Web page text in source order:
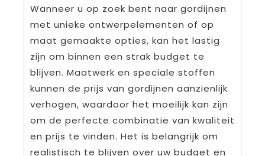
Wanneer u op zoek bent naar gordijnen
met unieke ontwerpelementen of op
maat gemaakte opties, kan het lastig
zijn om binnen een strak budget te
blijven. Maatwerk en speciale stoffen
kunnen de prijs van gordijnen aanzienlijk
verhogen, waardoor het moeilijk kan zijn
om de perfecte combinatie van kwaliteit
en prijs te vinden. Het is belangrijk om
realistisch te blijven over uw budget en